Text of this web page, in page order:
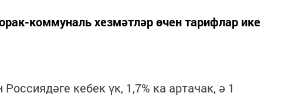
коммуналь хезмәтләр өчен тарифлар ике
кебек үк, 1,7% ка артачак, ә 1